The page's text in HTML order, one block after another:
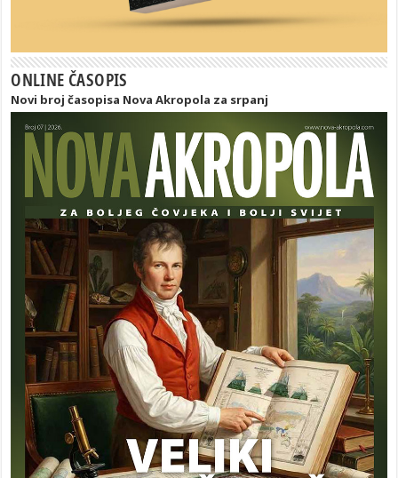
ONLINE ČASOPIS
Novi broj časopisa Nova Akropola za srpanj